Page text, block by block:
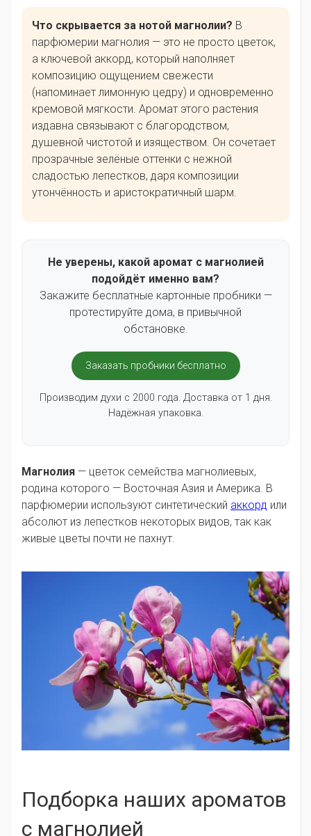
Что скрывается за нотой магнолии? В
парфюмерии магнолия — это не просто цветок,
а ключевой аккорд, который наполняет
композицию ощущением свежести
(напоминает лимонную цедру) и одновременно
кремовой мягкости. Аромат этого растения
издавна связывают с благородством,
душевной чистотой и изяществом. Он сочетает
прозрачные зелёные оттенки с нежной
сладостью лепестков, даря композиции
утончённость и аристократичный шарм.
Не уверены, какой аромат с магнолией
подойдёт именно вам?
Закажите бесплатные картонные пробники —
протестируйте дома, в привычной
обстановке.
Заказать пробники бесплатно
Производим духи с 2000 года. Доставка от 1 дня.
Надёжная упаковка.
Магнолия — цветок семейства магнолиевых,
родина которого — Восточная Азия и Америка. В
парфюмерии используют синтетический аккорд или
абсолют из лепестков некоторых видов, так как
живые цветы почти не пахнут.
Подборка наших ароматов
с магнолией